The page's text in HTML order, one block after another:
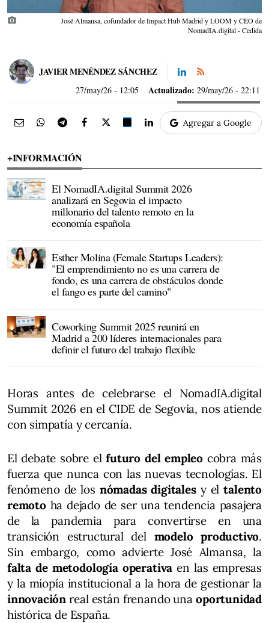
photo_camera
José Almansa, cofundador de Impact Hub Madrid y LOOM y CEO de
NomadIA.digital - Cedida
JAVIER MENÉNDEZ SÁNCHEZ
27/may/26 - 12:05 Actualizado: 29/may/26 - 22:11
Agregar a Google
+INFORMACIÓN
El NomadIA.digital Summit 2026
analizará en Segovia el impacto
millonario del talento remoto en la
economía española
Esther Molina (Female Startups Leaders):
"El emprendimiento no es una carrera de
fondo, es una carrera de obstáculos donde
el fango es parte del camino"
Coworking Summit 2025 reunirá en
Madrid a 200 líderes internacionales para
definir el futuro del trabajo flexible
Horas antes de celebrarse el NomadIA.digital
Summit 2026 en el CIDE de Segovia, nos atiende
con simpatía y cercanía.
El debate sobre elfuturo del empleocobra más
fuerza que nunca con las nuevas tecnologías. El
fenómeno de los nómadas digitalesy el talento
remotoha dejado de ser una tendencia pasajera
de la pandemia para convertirse en una
transición estructural del modelo productivo.
Sin embargo, como advierte José Almansa, la
falta de metodología operativa en las empresas
y la miopía institucional a la hora de gestionar la
innovaciónreal están frenando unaoportunidad
histórica de España.